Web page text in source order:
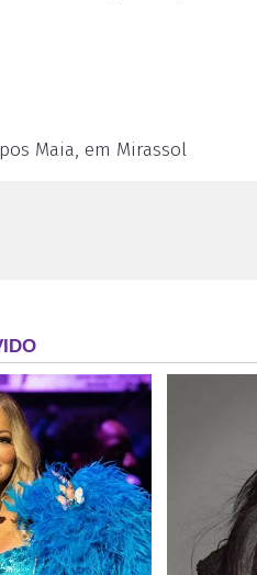
Maia, em Mirassol